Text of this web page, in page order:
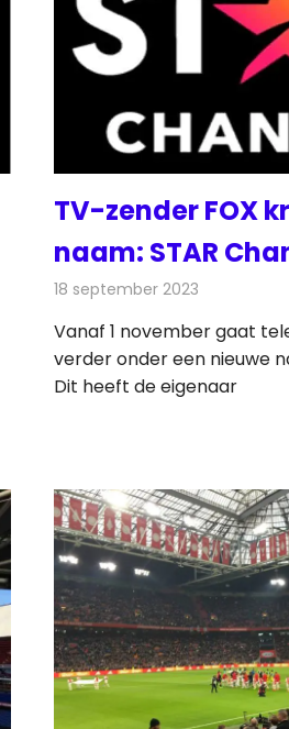
TV-zender FOX
naam: STAR
18 september 2023
Vanaf 1 november gaat
verder onder een nieuwe
Dit heeft de eigenaar